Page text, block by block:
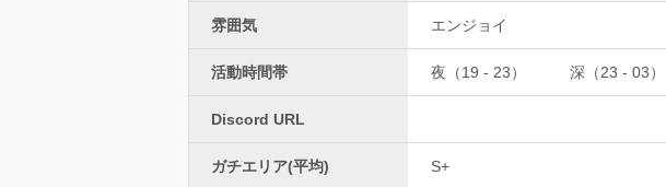
雰囲気 エンジョイ
活動時間帯 夜（19 - 23） 深（23 - 03）
Discord URL
ガチエリア(平均) S+